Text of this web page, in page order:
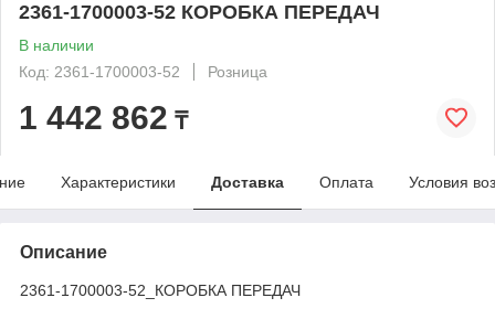
2361-1700003-52 КОРОБКА ПЕРЕДАЧ
В наличии
Код: 2361-1700003-52
Розница
1 442 862 ₸
Характеристики Доставка Оплата Условия
Описание
2361-1700003-52_КОРОБКА ПЕРЕДАЧ